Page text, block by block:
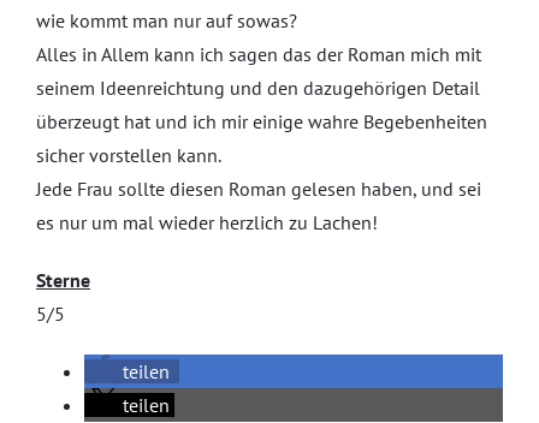
wie kommt man nur auf sowas?
Alles in Allem kann ich sagen das der Roman mich mit
seinem Ideenreichtung und den dazugehörigen Detail
überzeugt hat und ich mir einige wahre Begebenheiten
sicher vorstellen kann.
Jede Frau sollte diesen Roman gelesen haben, und sei
es nur um mal wieder herzlich zu Lachen!
Sterne
5/5
teilen
teilen